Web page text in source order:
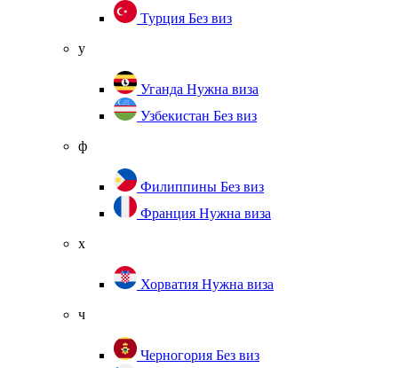
Турция Без виз
у
Уганда Нужна виза
Узбекистан Без виз
ф
Филиппины Без виз
Франция Нужна виза
х
Хорватия Нужна виза
ч
Черногория Без виз